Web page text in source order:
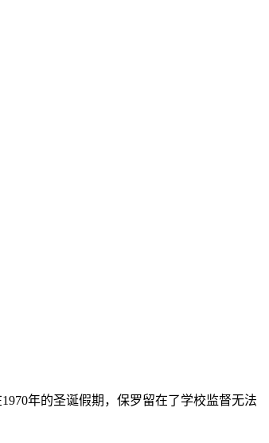
年的圣诞假期，保罗留在了学校监督无法